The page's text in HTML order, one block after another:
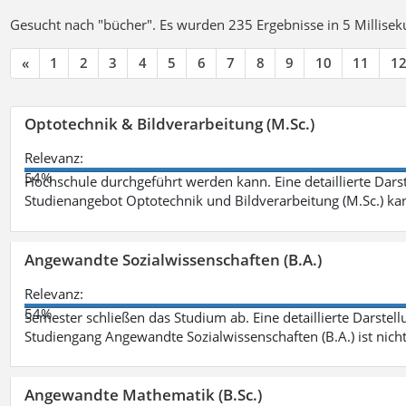
Gesucht nach "bücher". Es wurden 235 Ergebnisse in 5
« 1 2 3 4 5 6 7 8 9 10 11 12
Optotechnik & Bildverarbeitung (M.Sc.)
Relevanz:
54%
Hochschule durchgeführt werden kann. Eine detaillierte
Studienangebot Optotechnik und Bildverarbeitung (M.Sc.)
Angewandte Sozialwissenschaften (B.A.)
Relevanz:
54%
Semester schließen das Studium ab. Eine detaillierte
Studiengang Angewandte Sozialwissenschaften (B.A.) ist
Angewandte Mathematik (B.Sc.)